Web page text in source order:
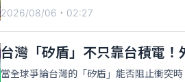
盪。股價走勢也引發投資人熱議，有股民
2026/08/06・02:27
當全球爭論台灣的「矽盾」能否阻止衝突